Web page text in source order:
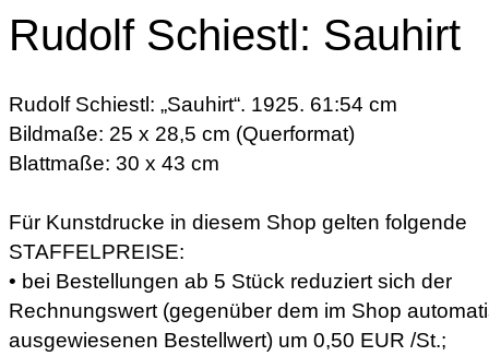
Rudolf Schiestl: Sauhirt
Rudolf Schiestl: „Sauhirt“. 1925. 61:54 cm
Bildmaße: 25 x 28,5 cm (Querformat)
Blattmaße: 30 x 43 cm
Für Kunstdrucke in diesem Shop gelten folgende
STAFFELPREISE:
• bei Bestellungen ab 5 Stück reduziert sich der
Rechnungswert (gegenüber dem im Shop
ausgewiesenen Bestellwert) um 0,50 EUR /St.;